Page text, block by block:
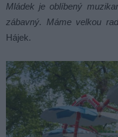
Mládek je oblíbený
zábavný. Máme velkou
Hájek.